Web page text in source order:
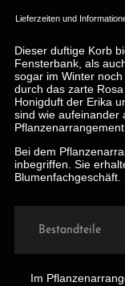
Lieferzeiten und
Dieser duftige Korb
Fensterbank, als
sogar im Winter
durch das zarte
Honigduft der Erika
sind wie aufeinander
Bei dem
inbegriffen. Sie
Blumenfachgeschäft.
Bestandteile
Im